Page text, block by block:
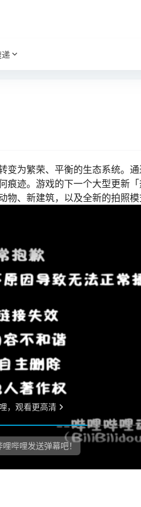
变为繁荣、平衡的生态系统。
痕迹。游戏的下一个大型更新
、新建筑，以及全新的拍照模